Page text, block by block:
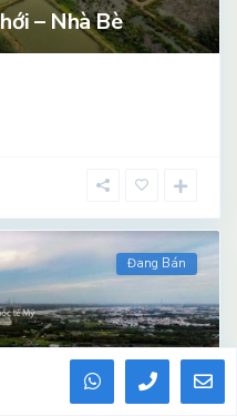
– Nhà Bè
Đang Bán